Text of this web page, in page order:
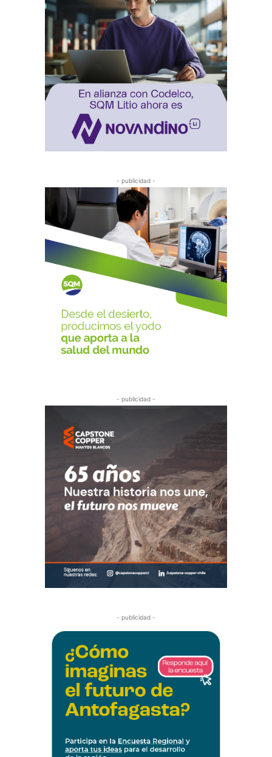
- publicidad -
- publicidad -
- publicidad -